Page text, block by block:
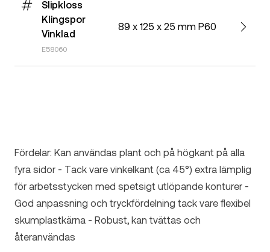
Slipkloss
Klingspor
Vinklad
E58060
89 x 125 x 25 mm P60
Fördelar: Kan användas plant och på högkant på alla
fyra sidor - Tack vare vinkelkant (ca 45°) extra lämplig
för arbetsstycken med spetsigt utlöpande konturer -
God anpassning och tryckfördelning tack vare flexibel
skumplastkärna - Robust, kan tvättas och
återanvändas